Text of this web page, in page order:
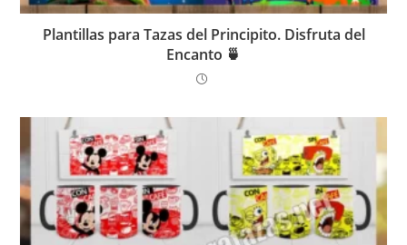
Plantillas para Tazas del Principito. Disfruta del
Encanto 🍵